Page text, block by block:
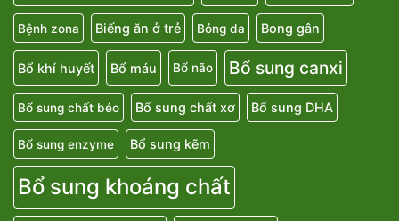
Bệnh zona Biếng ăn ở trẻ Bỏng da Bong gân
Bổ khí huyết Bổ máu Bổ não Bổ sung canxi
Bổ sung chất béo Bổ sung chất xơ Bổ sung DHA
Bổ sung enzyme Bổ sung kẽm
Bổ sung khoáng chất